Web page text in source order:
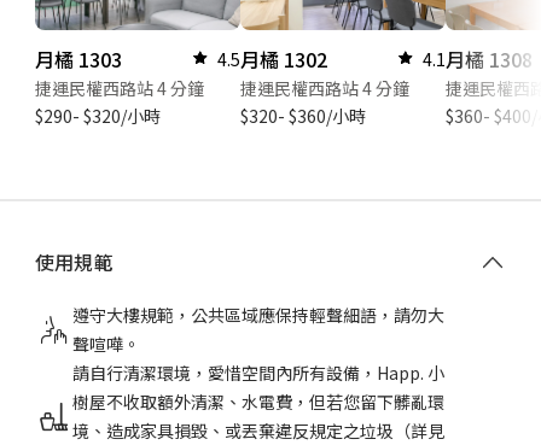
月橘 1303
4.5
捷運民權西路站 4 分鐘
$290- $320/小時
月橘 1302
4.1
捷運民權西路站 4 分鐘
$320- $360/小時
月橘 1308
捷運民權西
$360-
使用規範
遵守大樓規範，公共區域應保持輕聲細語，請勿大
聲喧嘩。
請自行清潔環境，愛惜空間內所有設備，Happ. 小
樹屋不收取額外清潔、水電費，但若您留下髒亂環
境、造成家具損毀、或丟棄違反規定之垃圾（詳見